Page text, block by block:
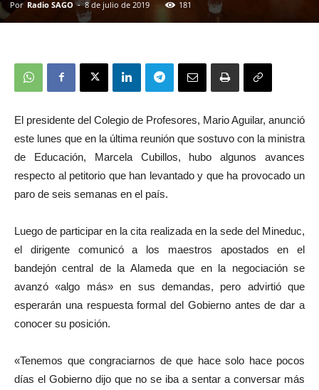
Por Radio SAGO - 8 de julio de 2019 181
El presidente del Colegio de Profesores, Mario Aguilar, anunció
este lunes que en la última reunión que sostuvo con la ministra
de Educación, Marcela Cubillos, hubo algunos avances
respecto al petitorio que han levantado y que ha provocado un
paro de seis semanas en el país.
Luego de participar en la cita realizada en la sede del Mineduc,
el dirigente comunicó a los maestros apostados en el
bandejón central de la Alameda que en la negociación se
avanzó «algo más» en sus demandas, pero advirtió que
esperarán una respuesta formal del Gobierno antes de dar a
conocer su posición.
«Tenemos que congraciarnos de que hace solo hace pocos
días el Gobierno dijo que no se iba a sentar a conversar más